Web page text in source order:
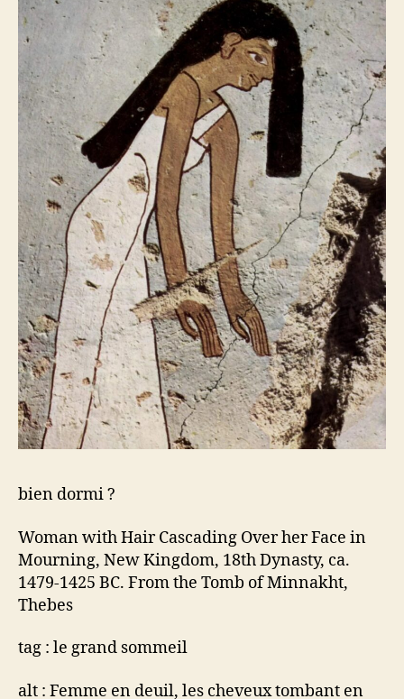
bien dormi ?
Woman with Hair Cascading Over her Face in
Mourning, New Kingdom, 18th Dynasty, ca.
1479-1425 BC. From the Tomb of Minnakht,
Thebes
tag : le grand sommeil
alt : Femme en deuil, les cheveux tombant en